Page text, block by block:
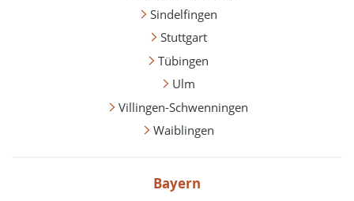
Sindelfingen
Stuttgart
Tübingen
Ulm
Villingen-Schwenningen
Waiblingen
Bayern